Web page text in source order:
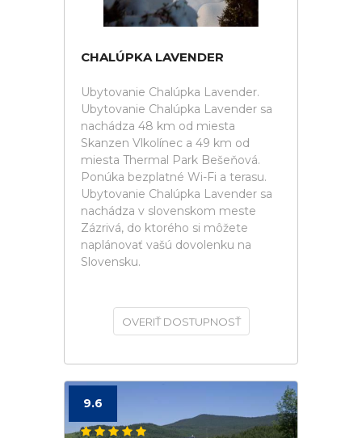
CHALÚPKA LAVENDER
Ubytovanie Chalúpka Lavender.
Ubytovanie Chalúpka Lavender sa
nachádza 48 km od miesta
Skanzen Vlkolínec a 49 km od
miesta Thermal Park Bešeňová.
Ponúka bezplatné Wi-Fi a terasu.
Ubytovanie Chalúpka Lavender sa
nachádza v slovenskom meste
Zázrivá, do ktorého si môžete
naplánovať vašú dovolenku na
Slovensku.
OVERIŤ DOSTUPNOSŤ
9.6